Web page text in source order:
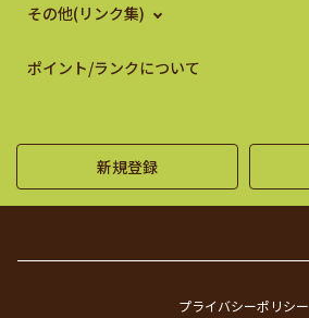
その他(リンク集)
ポイント/ランクについて
新規登録
プライバシーポリシー